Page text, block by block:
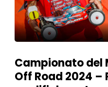
Campionato del
Off Road 2024 –